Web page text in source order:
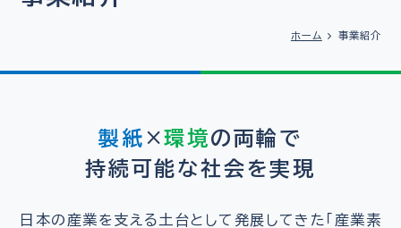
ホーム 事業紹介
製紙 ×環境の両輪で
持続可能な社会を実現
日本の産業を支える土台として発展してきた「産業素